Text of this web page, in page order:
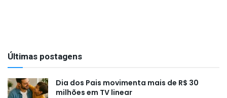
Últimas postagens
Dia dos Pais movimenta mais de R$ 30
milhões em TV linear